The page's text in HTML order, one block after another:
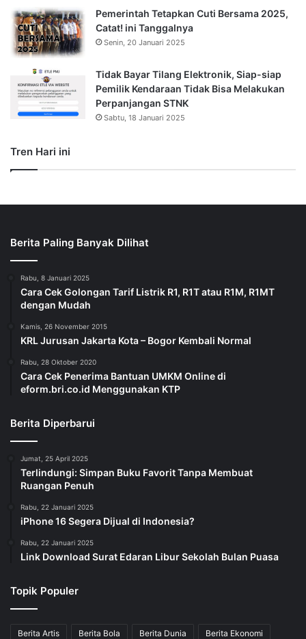
Pemerintah Tetapkan Cuti Bersama 2025,
Catat! ini Tanggalnya
Senin, 20 Januari 2025
Tidak Bayar Tilang Elektronik, Siap-siap
Pemilik Kendaraan Tidak Bisa Melakukan
Perpanjangan STNK
Sabtu, 18 Januari 2025
Tren Hari ini
Berita Paling Banyak Dilihat
Rabu, 8 Januari 2025
Cara Cek Golongan Tarif Listrik R1, R1T atau R1M, R1MT
dengan Mudah
Kamis, 26 November 2015
KRL Jurusan Jakarta Kota – Bogor Kembali Normal
Rabu, 28 Oktober 2020
Cara Cek Penerima Bantuan UMKM Online di
eform.bri.co.id Menggunakan KTP
Berita Diperbarui
Jumat, 25 April 2025
Terlindungi: Simpan Buku Favorit Tanpa Membuat
Ruangan Penuh
Rabu, 22 Januari 2025
iPhone 16 Segera Dijual di Indonesia?
Rabu, 22 Januari 2025
Link Download Surat Edaran Libur Sekolah Bulan Puasa
Topik Populer
Berita Artis Berita Bola Berita Dunia Berita Ekonomi